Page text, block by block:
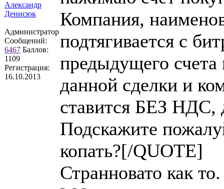
Александр
Денисюк
Администратор
Сообщений:
6467 Баллов:
1109
Регистрация:
16.10.2013
Компания,
подтягивается с
предыдущего
данной сделки и
ставится БЕЗ НДС,
Подскажите
копать?[/QUOTE]
Странновато как